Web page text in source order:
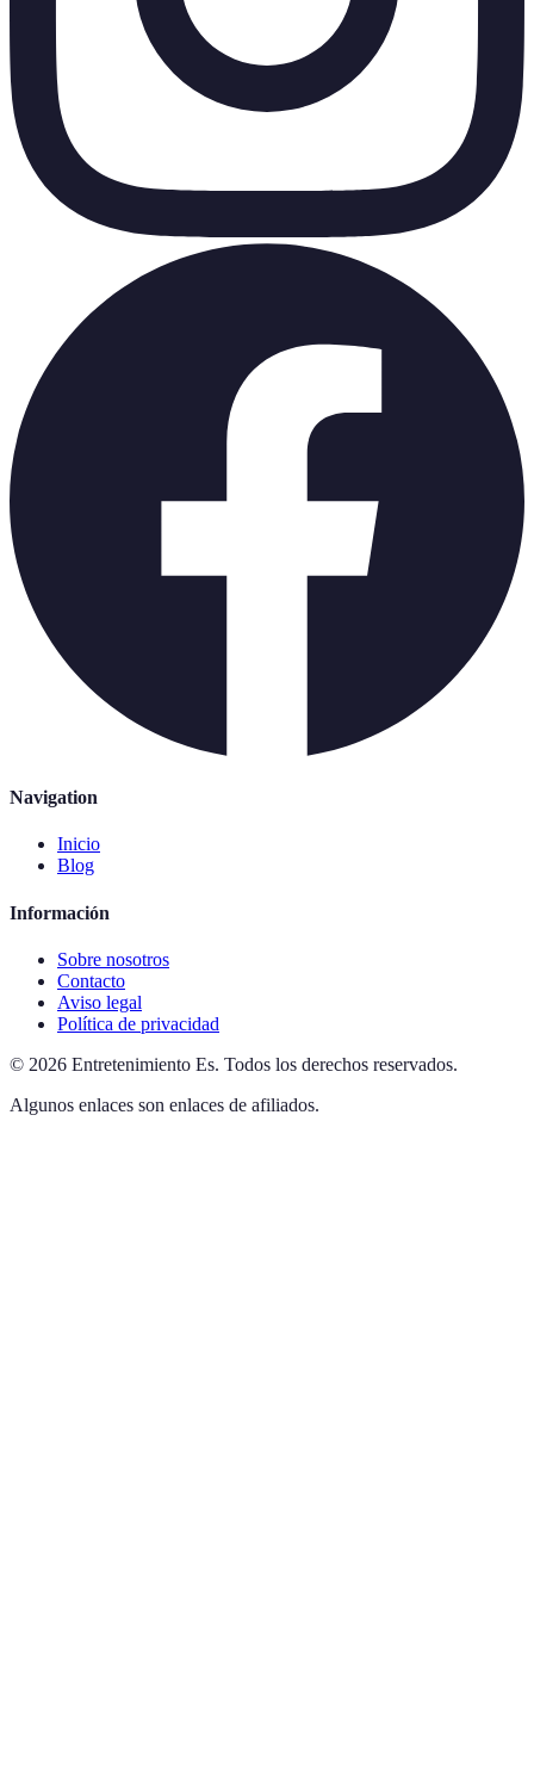
Navigation
Inicio
Blog
Información
Sobre nosotros
Contacto
Aviso legal
Política de privacidad
© 2026 Entretenimiento Es. Todos los derechos reservados.
Algunos enlaces son enlaces de afiliados.